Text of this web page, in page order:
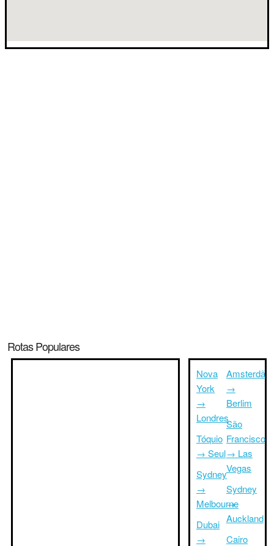
Rotas Populares
Nova
York
→
Londres
Tóquio
→ Seul
Sydney
→
Melbourne
Dubai
→
Amsterdã
→
Berlim
São
Francisco
→ Las
Vegas
Sydney
→
Auckland
Cairo